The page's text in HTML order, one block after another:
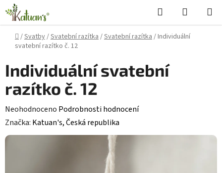
Přejít
na
obsah
Hledat
KOŠÍK
Domů
/Svatby/Svatební razítka/Svatební razítka/Individuální
svatební razítko č. 12
Individuální svatební
razítko č. 12
Průměrné
hodnocení
produktu
Neohodnoceno Podrobnosti hodnocení
Značka: Katuan's, Česká republika